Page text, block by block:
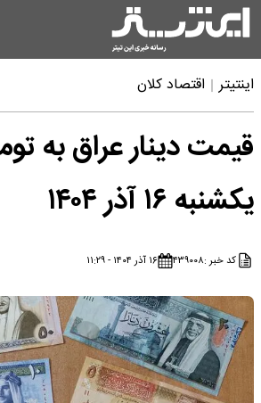
اینتیتر اقتصاد کلان
قیمت دینار عراق به
یکشنبه ۱۶ آذر ۱۴۰۴
کد خبر :۴۳۹۰۰۸ ۱۶ آذر ۱۴۰۴ - ۱۱:۲۹